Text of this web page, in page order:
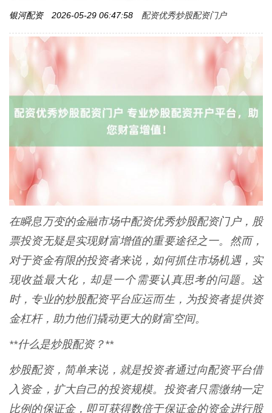
银河配资 2026-05-29 06:47:58 配资优秀炒股配资门户
在瞬息万变的金融市场中配资优秀炒股配资门户，股
票投资无疑是实现财富增值的重要途径之一。然而，
对于资金有限的投资者来说，如何抓住市场机遇，实
现收益最大化，却是一个需要认真思考的问题。这
时，专业的炒股配资平台应运而生，为投资者提供资
金杠杆，助力他们撬动更大的财富空间。
**什么是炒股配资？**
炒股配资，简单来说，就是投资者通过向配资平台借
入资金，扩大自己的投资规模。投资者只需缴纳一定
比例的保证金，即可获得数倍于保证金的资金进行股